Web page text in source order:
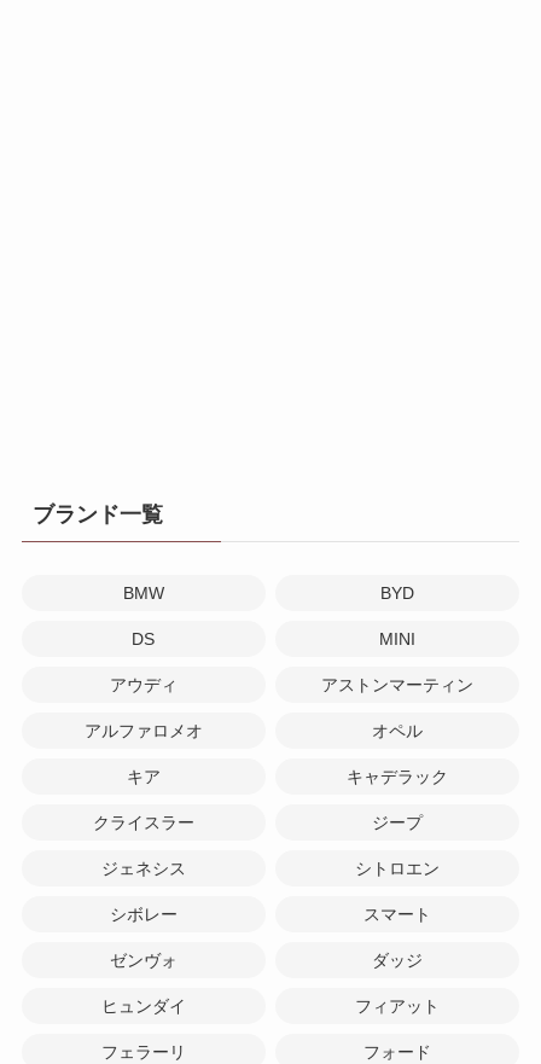
ブランド一覧
BMW BYD
DS MINI
アウディ アストンマーティン
アルファロメオ オペル
キア キャデラック
クライスラー ジープ
ジェネシス シトロエン
シボレー スマート
ゼンヴォ ダッジ
ヒュンダイ フィアット
フェラーリ フォード